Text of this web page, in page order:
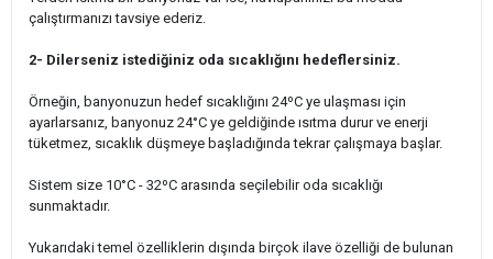
çalıştırmanızı tavsiye ederiz.
2- Dilerseniz istediğiniz oda sıcaklığını hedeflersiniz.
Örneğin, banyonuzun hedef sıcaklığını 24ºC ye ulaşması için
ayarlarsanız, banyonuz 24°C ye geldiğinde ısıtma durur ve enerji
tüketmez, sıcaklık düşmeye başladığında tekrar çalışmaya başlar.
Sistem size 10°C - 32ºC arasında seçilebilir oda sıcaklığı
sunmaktadır.
Yukarıdaki temel özelliklerin dışında birçok ilave özelliği de bulunan